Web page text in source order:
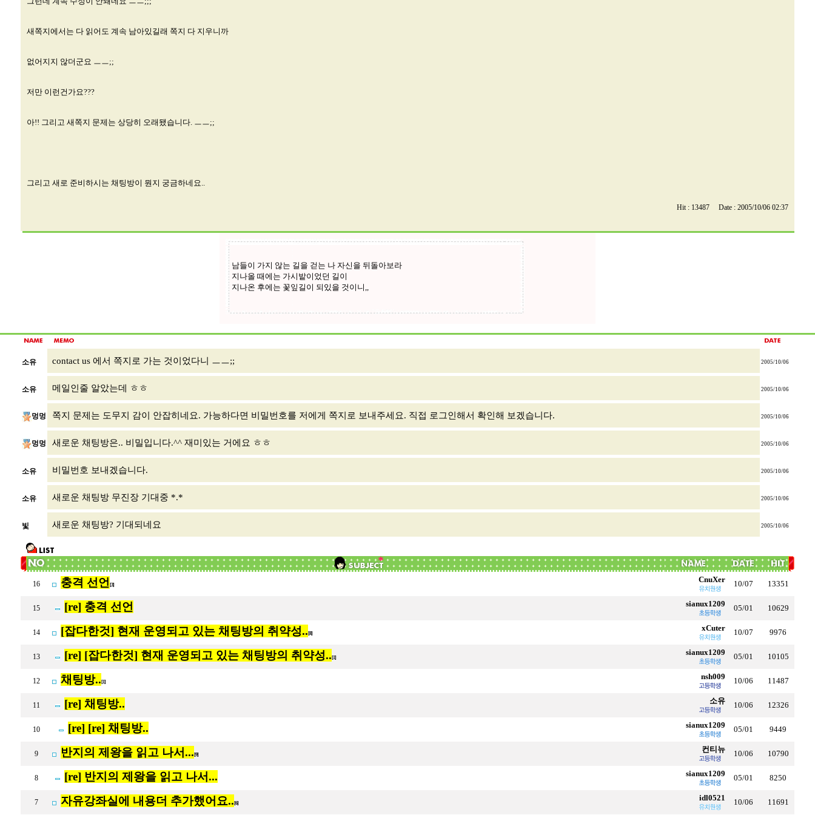
새쪽지에서는 다 읽어도 계속 남아있길래 쪽지 다 지우니까
없어지지 않더군요 ㅡㅡ;;
저만 이런건가요???
아!! 그리고 새쪽지 문제는 상당히 오래됐습니다. ㅡㅡ;;
그리고 새로 준비하시는 채팅방이 뭔지 궁금하네요..
Hit : 13487 Date : 2005/10/06 02:37
소유 contact us 에서 쪽지로 가는 것이었다니 ㅡㅡ;; 2005/10/06
소유 메일인줄 알았는데 ㅎㅎ 2005/10/06
멍멍 쪽지 문제는 도무지 감이 안잡히네요. 가능하다면 비밀번호를 저에게 쪽지로 보내주세요. 직접 로그인해서 확인해 보겠습니다. 2005/10/06
멍멍 새로운 채팅방은.. 비밀입니다.^^ 재미있는 거에요 ㅎㅎ 2005/10/06
소유 비밀번호 보내겠습니다. 2005/10/06
소유 새로운 채팅방 무진장 기대중 *.* 2005/10/06
빛 새로운 채팅방? 기대되네요 2005/10/06
16 충격 선언 [3]
CnuXer 10/07 13351
15 [re] 충격 선언 sianux1209 05/01 10629
14 [잡다한것] 현재 운영되고 있는 채팅방의 취약성.. [8]
xCuter 10/07 9976
13 [re] [잡다한것] 현재 운영되고 있는 채팅방의 취약성.. [1]
sianux1209 05/01 10105
12 채팅방.. [1]
nsh009 10/06 11487
11 [re] 채팅방.. 소유 10/06 12326
10 [re] [re] 채팅방.. sianux1209 05/01 9449
9 반지의 제왕을 읽고 나서... [9]
컨티뉴 10/06 10790
8 [re] 반지의 제왕을 읽고 나서... sianux1209 05/01 8250
7 자유강좌실에 내용더 추가했어요.. [6]
idl0521 10/06 11691